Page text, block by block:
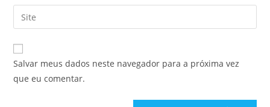
Salvar meus dados neste navegador para a próxima vez
que eu comentar.